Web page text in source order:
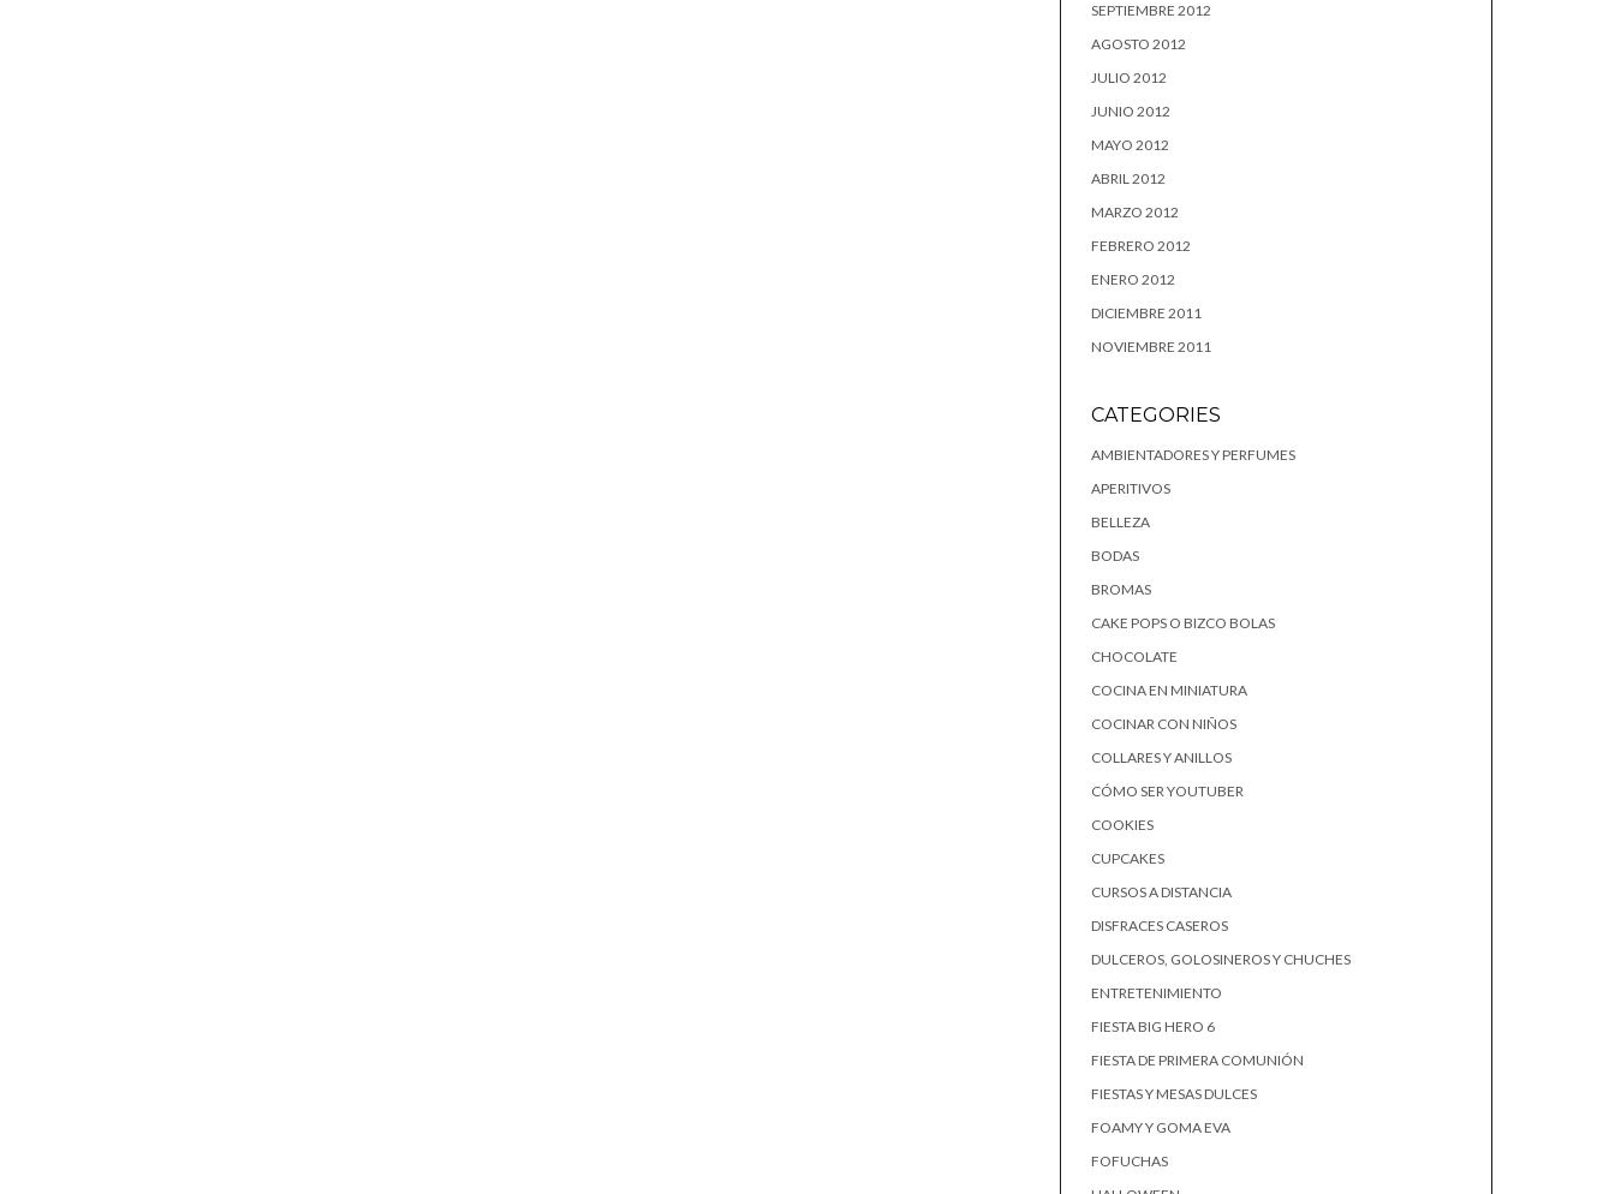
SEPTIEMBRE 2012
AGOSTO 2012
JULIO 2012
JUNIO 2012
MAYO 2012
ABRIL 2012
MARZO 2012
FEBRERO 2012
ENERO 2012
DICIEMBRE 2011
NOVIEMBRE 2011
CATEGORIES
AMBIENTADORES Y PERFUMES
APERITIVOS
BELLEZA
BODAS
BROMAS
CAKE POPS O BIZCO BOLAS
CHOCOLATE
COCINA EN MINIATURA
COCINAR CON NIÑOS
COLLARES Y ANILLOS
CÓMO SER YOUTUBER
COOKIES
CUPCAKES
CURSOS A DISTANCIA
DISFRACES CASEROS
DULCEROS, GOLOSINEROS Y CHUCHES
ENTRETENIMIENTO
FIESTA BIG HERO 6
FIESTA DE PRIMERA COMUNIÓN
FIESTAS Y MESAS DULCES
FOAMY Y GOMA EVA
FOFUCHAS